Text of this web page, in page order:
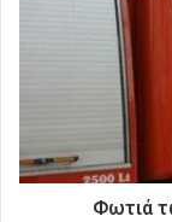
κ
τ
Φωτιά